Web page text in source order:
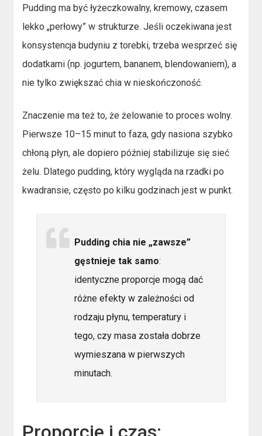
Pudding ma być łyżeczkowalny, kremowy, czasem
lekko „perłowy” w strukturze. Jeśli oczekiwana jest
konsystencja budyniu z torebki, trzeba wesprzeć się
dodatkami (np. jogurtem, bananem, blendowaniem), a
nie tylko zwiększać chia w nieskończoność.
Znaczenie ma też to, że żelowanie to proces wolny.
Pierwsze 10–15 minut to faza, gdy nasiona szybko
chłoną płyn, ale dopiero później stabilizuje się sieć
żelu. Dlatego pudding, który wygląda na rzadki po
kwadransie, często po kilku godzinach jest w punkt.
Pudding chia nie „zawsze”
gęstnieje tak samo:
identyczne proporcje mogą dać
różne efekty w zależności od
rodzaju płynu, temperatury i
tego, czy masa została dobrze
wymieszana w pierwszych
minutach.